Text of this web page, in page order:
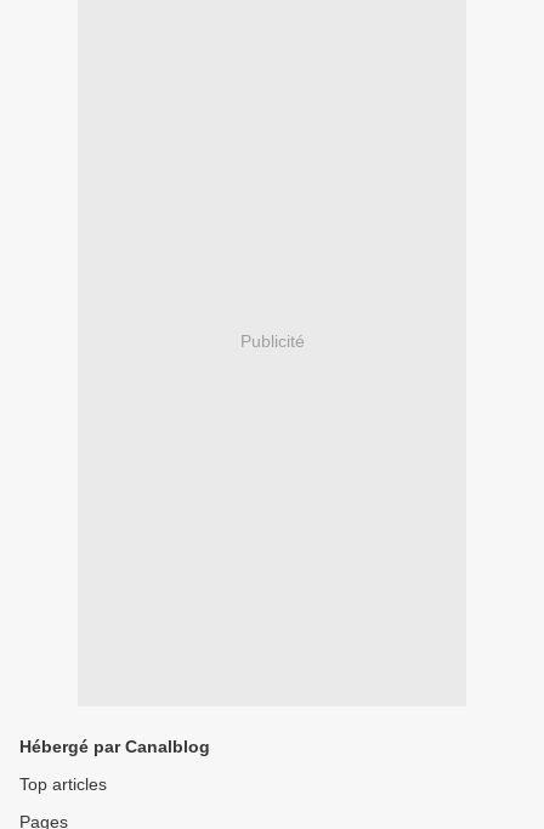
Publicité
Hébergé par Canalblog
Top articles
Pages